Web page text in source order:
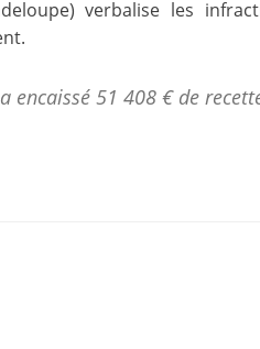
) verbalise les
encaissé 51 408 € de